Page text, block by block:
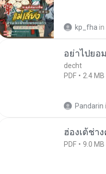
kp_fha in
อย่าไปยอ
decht
PDF
2.4 MB
Pandarin
ฮ่องเต้ช่า
PDF 9.0 MB